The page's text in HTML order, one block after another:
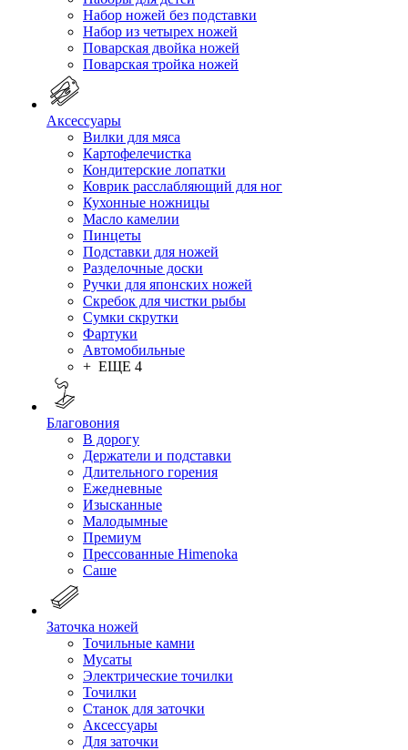
Набор ножей без подставки
Набор из четырех ножей
Поварская двойка ножей
Поварская тройка ножей
Аксессуары
Вилки для мяса
Картофелечистка
Кондитерские лопатки
Коврик расслабляющий для ног
Кухонные ножницы
Масло камелии
Пинцеты
Подставки для ножей
Разделочные доски
Ручки для японских ножей
Скребок для чистки рыбы
Сумки скрутки
Фартуки
Автомобильные
+ ЕЩЕ 4
Благовония
В дорогу
Держатели и подставки
Длительного горения
Ежедневные
Изысканные
Малодымные
Премиум
Прессованные Himenoka
Саше
Заточка ножей
Точильные камни
Мусаты
Электрические точилки
Точилки
Станок для заточки
Аксессуары
Для заточки